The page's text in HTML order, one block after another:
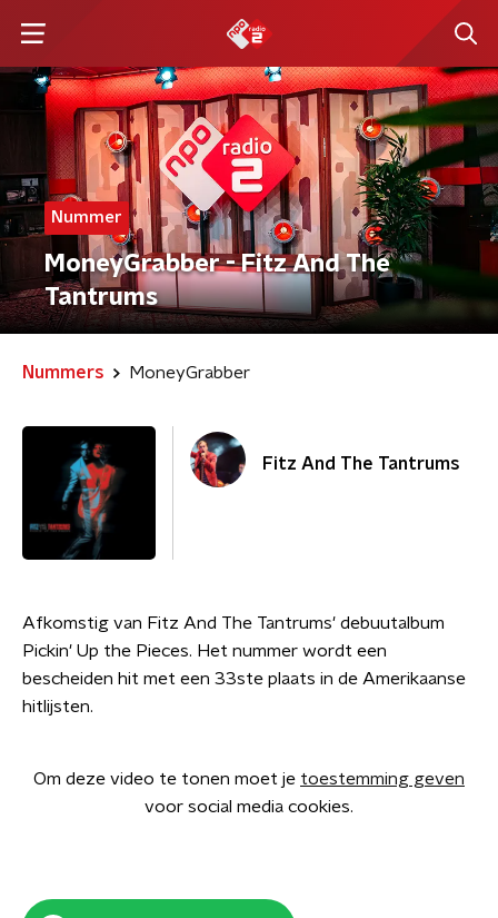
Nummer
MoneyGrabber - Fitz And The
Tantrums
Nummers MoneyGrabber
Fitz And The Tantrums
Afkomstig van Fitz And The Tantrums' debuutalbum
Pickin' Up the Pieces. Het nummer wordt een
bescheiden hit met een 33ste plaats in de Amerikaanse
hitlijsten.
Om deze video te tonen moet je toestemming geven
voor social media cookies.